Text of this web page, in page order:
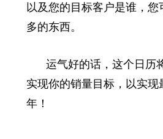
以及您的目标客户是谁，
多的东西。
运气好的话，这个日历
实现你的销量目标，以实现
年！